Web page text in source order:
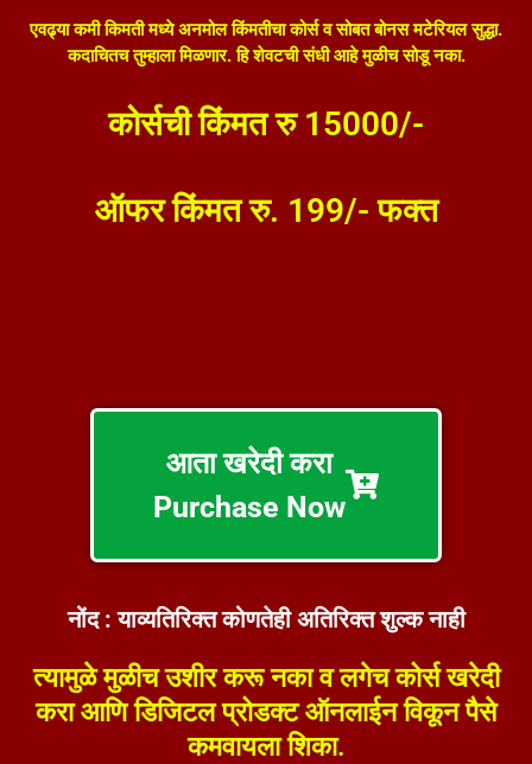
एवढ्या कमी किमती मध्ये अनमोल किंमतीचा कोर्स व सोबत बोनस मटेरियल सुद्धा.
कदाचितच तुम्हाला मिळणार. हि शेवटची संधी आहे मुळीच सोडू नका.
कोर्सची किंमत रु 15000/-
ऑफर किंमत रु. 199/- फक्त
आता खरेदी करा
Purchase Now
नोंद : याव्यतिरिक्त कोणतेही अतिरिक्त शुल्क नाही
त्यामुळे मुळीच उशीर करू नका व लगेच कोर्स खरेदी
करा आणि डिजिटल प्रोडक्ट ऑनलाईन विकून पैसे
कमवायला शिका.